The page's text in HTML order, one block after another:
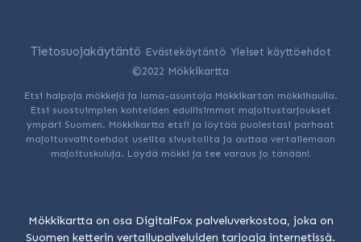
Tietosuojakäytäntö Evästekäytäntö Yleiset käyttöehdot
©2022 Mökkikartta
Etsi halpoja mökkejä ja loma-asuntoja Mökkikartan mökkihaulla.
Etsi suostuimpien kohteiden edullisimmat majoitustarjoukset
ympäri Suomen. Mökkikartta etsii ja löytää puolestasi parhaat
majoitusvaihtoehdot useilta sivustoilta ja auttaa vertailemaan
majoituskuluja. Löydä mökki ja tee varaus jo tänään!
Mökkikartta on osa DigitalFox palveluverkostoa, joka on
Suomen ketterin vertailupalveluiden tarjoaja internetissä.